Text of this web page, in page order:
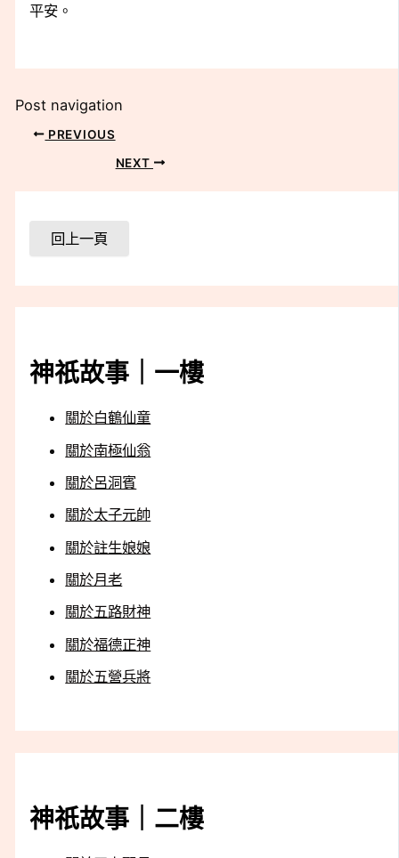
神祇故事｜一樓
關於白鶴仙童
關於南極仙翁
關於呂洞賓
關於太子元帥
關於註生娘娘
關於月老
關於五路財神
關於福德正神
關於五營兵將
神祇故事｜二樓
平安。
Post navigation
PREVIOUS
NEXT